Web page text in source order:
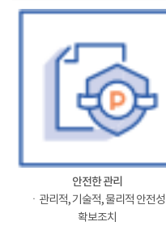
안전한 관리
ㆍ관리적, 기술적, 물리적 안전성
확보조치